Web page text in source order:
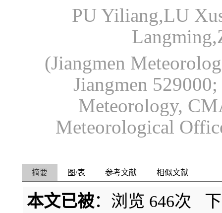
PU Yiliang,LU
(Jiangmen
Jiangmen
Meteorology,
Meteorological
摘要 图/表 参考文献 相似文献
本文已被：浏览 646次